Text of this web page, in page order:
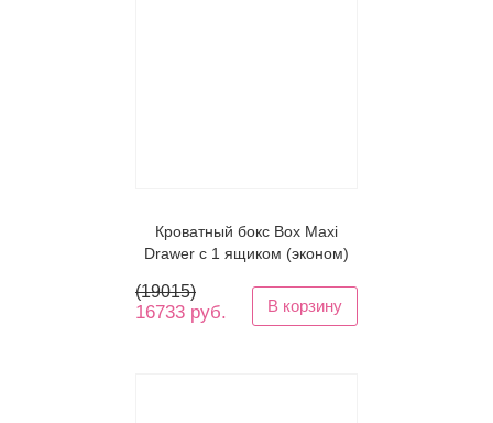
Кроватный бокс Box Maxi
Drawer с 1 ящиком (эконом)
(19015)
16733 руб. В корзину